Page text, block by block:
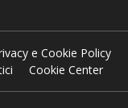
e Cookie Policy
Cookie Center